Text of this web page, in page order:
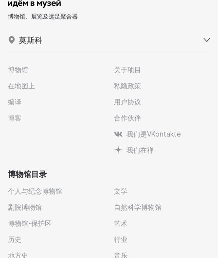
博物馆、展览及远足聚合器
莫斯科
博物馆
在地图上
编译
博客
关于项目
私隐政策
用户协议
合作伙伴
我们是VKontakte
我们在禅
博物馆目录
个人与纪念博物馆
剧院博物馆
博物馆-保护区
历史
地方史
文学
自然科学博物馆
艺术
行业
音乐